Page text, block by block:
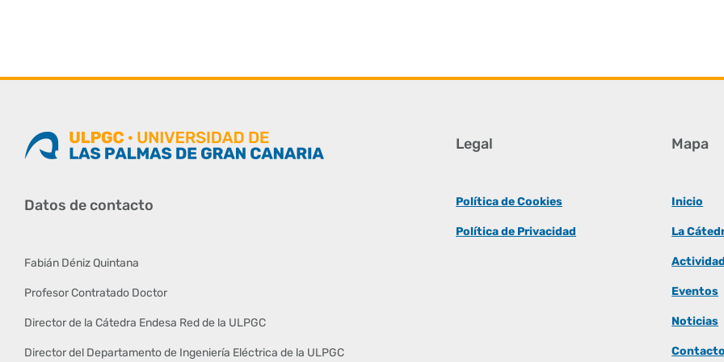
Datos de contacto
Fabián Déniz Quintana
Profesor Contratado Doctor
Director de la Cátedra Endesa Red de la ULPGC
Director del Departamento de Ingeniería Eléctrica de la ULPGC
Legal
Política de Cookies
Política de Privacidad
Mapa
Inicio
La
Eventos
Noticias
Contacto